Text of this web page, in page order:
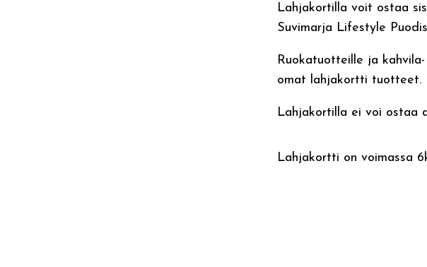
Lahjakortilla voit ostaa
Suvimarja Lifestyle
Ruokatuotteille ja
omat lahjakortti tuotteet.
Lahjakortilla ei voi ostaa
Lahjakortti on voimassa